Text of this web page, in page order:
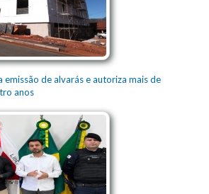
emissão de alvarás e autoriza mais de
anos